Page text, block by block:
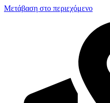
Μετάβαση στο περιεχόμενο